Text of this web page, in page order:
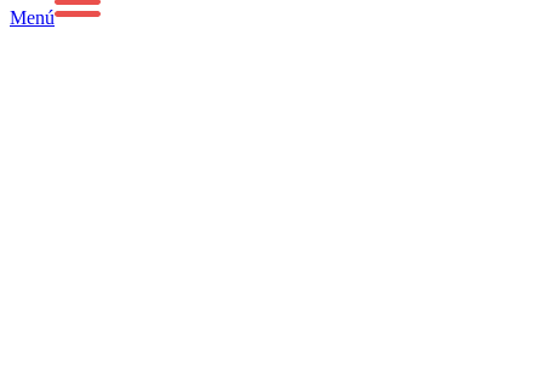
Menú